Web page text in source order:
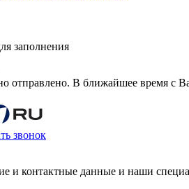
заполнения
отправлено. В ближайшее время с
звонок
и контактные данные и наши